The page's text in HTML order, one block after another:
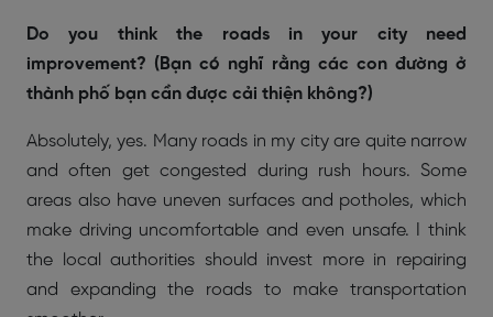
Do you think the roads in your city need
improvement? (Bạn có nghĩ rằng các con đường ở
thành phố bạn cần được cải thiện không?)
Absolutely, yes. Many roads in my city are quite narrow
and often get congested during rush hours. Some
areas also have uneven surfaces and potholes, which
make driving uncomfortable and even unsafe. I think
the local authorities should invest more in repairing
and expanding the roads to make transportation